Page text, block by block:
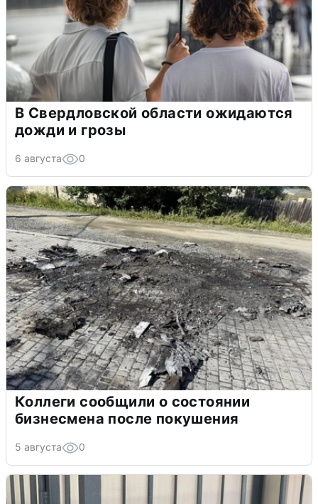
В Свердловской области ожидаются
дожди и грозы
6 августа 0
Коллеги сообщили о состоянии
бизнесмена после покушения
5 августа 0